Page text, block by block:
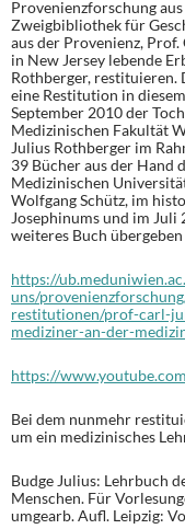
Provenienzforschung
Zweigbibliothek für
aus der Provenienz,
in New Jersey lebende
Rothberger,
eine Restitution in
September 2010 der
Medizinischen Fakultät
Julius Rothberger im
39 Bücher aus der Hand
Medizinischen
Wolfgang Schütz, im
Josephinums und im Juli
weiteres Buch
https://
uns/
restitutionen/prof-carl-
mediziner-an-der-
https://
Bei dem nunmehr
um ein medizinisches
Budge Julius: Lehrbuch
Menschen. Für
umgearb. Aufl. Leipzig: